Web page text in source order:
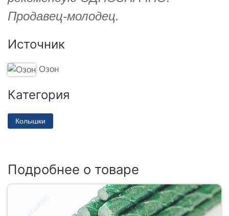
Продавец-молодец.
Источник
Озон
Категория
Колышки
Подробнее о товаре